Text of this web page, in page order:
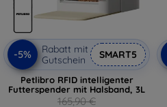
-5%
Rabatt mit
Gutschein
SMART5
Petlibro RFID intelligenter
Futterspender mit Halsband, 3L
165,90 €